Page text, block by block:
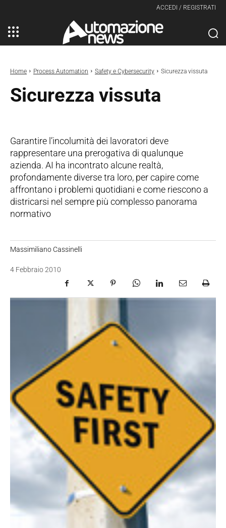
ACCEDI / REGISTRATI
Home Process Automation Safety e Cybersecurity Sicurezza vissuta
Sicurezza vissuta
Garantire l’incolumità dei lavoratori deve
rappresentare una prerogativa di qualunque
azienda. AI ha incontrato alcune realtà,
profondamente diverse tra loro, per capire come
affrontano i problemi quotidiani e come riescono a
districarsi nel sempre più complesso panorama
normativo
Massimiliano Cassinelli
4 Febbraio 2010